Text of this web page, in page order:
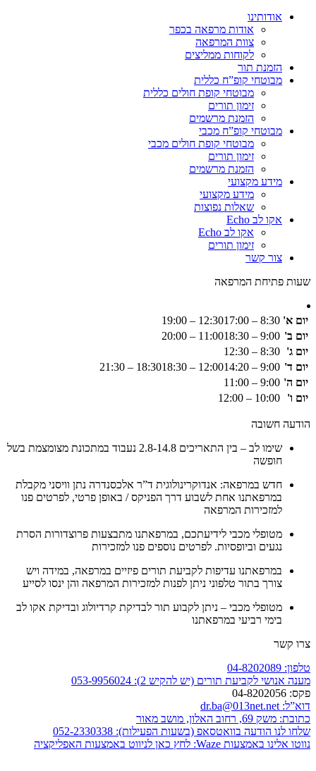
אודותינו
אודות מרפאה בכפר
צוות המרפאה
לקוחות ממליצים
הזמנת תור
מבוטחי קופ”ח כללית
מבוטחי קופת חולים כללית
זימון תורים
הזמנת מרשמים
מבוטחי קופ”ח מכבי
מבוטחי קופת חולים מכבי
זימון תורים
הזמנת מרשמים
מידע מקצועי
מידע מקצועי
שאלות נפוצות
אקו לב Echo
אקו לב Echo
זימון תורים
צור קשר
שעות פתיחת המרפאה
יום א' 8:30 – 12:30
17:00 – 19:00
יום ב' 9:00 – 11:00
18:30 – 20:00
יום ג' 8:30 – 12:30
יום ד' 9:00 – 12:00
14:20 – 18:30
18:30 – 21:30
יום ה' 9:00 – 11:00
יום ו'
10:00 – 12:00
הודעה חשובה
שימו לב – בין התאריכים 2.8-14.8 נעבוד במתכונת מצומצמת בשל
חופשה
חדש במרפאה: אנדוקרינולוגית ד”ר אלכסנדרה נתן וויסני מקבלת
במרפאתנו אחת לשבוע דרך הפניקס / באופן פרטי, לפרטים פנו
למזכירות המרפאה
מטופלי מכבי לידיעתכם, במרפאתנו מתבצעות פרוצדורות הסרת
נגעים וביופסיות. לפרטים נוספים פנו למזכירות
במרפאתנו עדיפות לקביעת תורים פיזיים במרפאה, במידה ויש
צורך בתור טלפוני ניתן לפנות למזכירות המרפאה והן ינסו לסייע
מטופלי מכבי – ניתן לקבוע תור לבדיקת קרדיולוג ובדיקת אקו לב
בימי רביעי במרפאתנו
צרו קשר
טלפון: 04-8202089
מענה אנושי לקביעת תורים (יש להקיש 2):
053-9956024
פקס: 04-8202056
דוא”ל: dr.ba@013net.net
כתובת: משק 69, רחוב האלון, מושב מאור
שלחו לנו הודעה בוואטסאפ (בשעות הפעילות): 052-2330338
נווטו אלינו באמצעות Waze:
לחץ כאן לניווט באמצעות האפליקציה